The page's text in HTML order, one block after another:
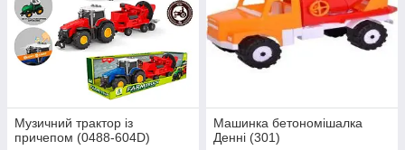
Музичний трактор із
причепом (0488-604D)
Машинка бетономішалка
Денні (301)